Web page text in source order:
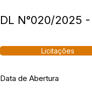
DL N°020/2025
Licitações
Data de Abertura